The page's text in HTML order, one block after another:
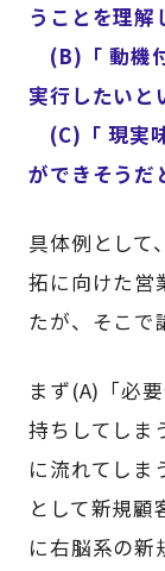
うことを理解
(B)「 動機
実行したいと
(C)「 現実
ができそうだ
具体例として
拓に向けた営
たが、そこで
まず(A)「必
持ちしてしま
に流れてしま
として新規顧
に右脳系の新